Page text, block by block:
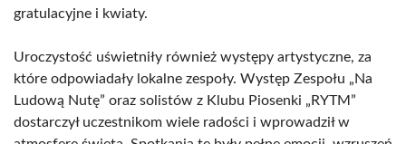
gratulacyjne i kwiaty.
Uroczystość uświetniły również występy artystyczne, za
które odpowiadały lokalne zespoły. Występ Zespołu „Na
Ludową Nutę” oraz solistów z Klubu Piosenki „RYTM”
dostarczył uczestnikom wiele radości i wprowadził w